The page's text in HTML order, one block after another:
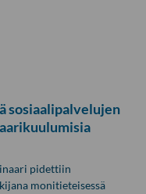
sosiaalipalvelujen
pidettiin
monitieteisessä